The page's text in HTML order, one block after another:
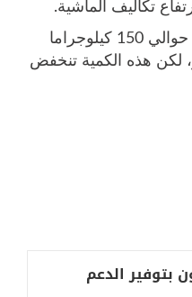
تكاليف الماشية.
وأضاف أن الثور الواحد قد ينتج حوالي 150 كيلوجراما
لكن هذه الكمية تنخفض
بتوفير الدعم